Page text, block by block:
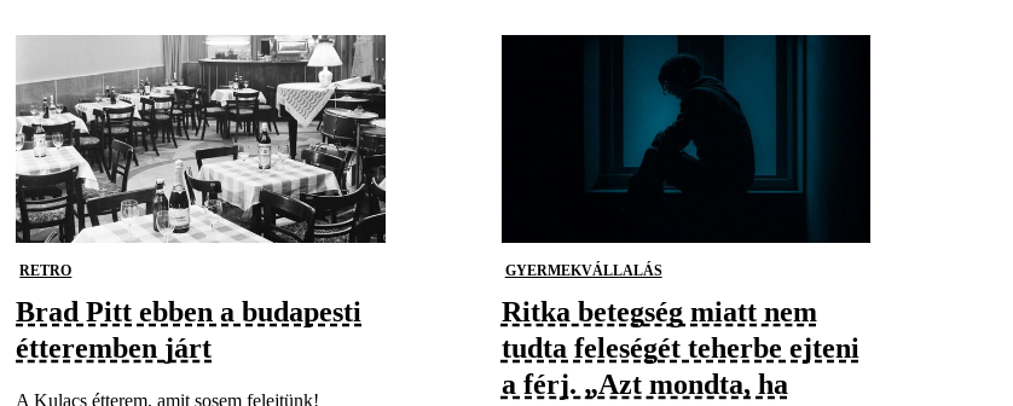
RETRO
Brad Pitt ebben a budapesti
étteremben járt
A Kulacs étterem, amit sosem felejtünk!
GYERMEKVÁLLALÁS
Ritka betegség miatt nem
tudta feleségét teherbe ejteni
a férj. „Azt mondta, ha